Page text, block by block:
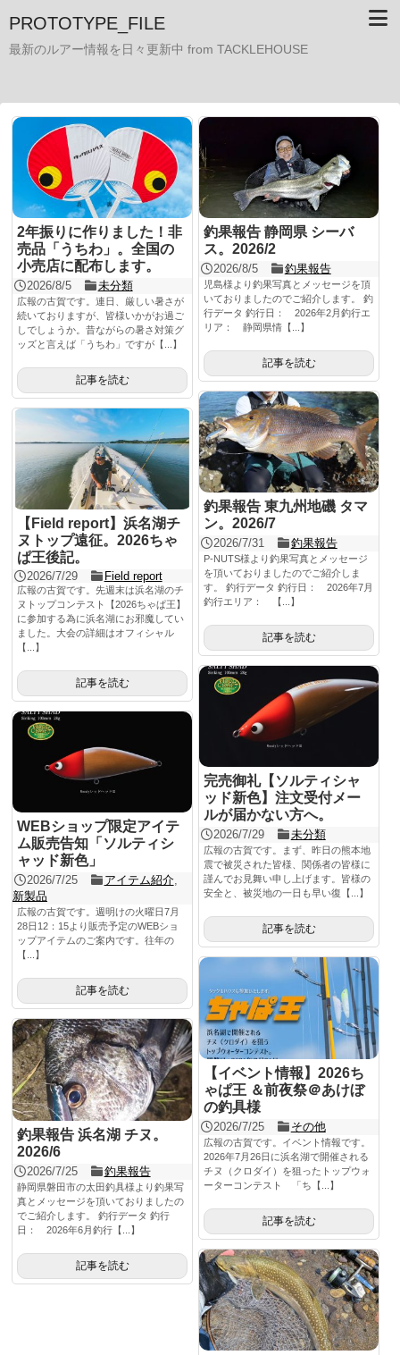
PROTOTYPE_FILE
最新のルアー情報を日々更新中 from TACKLEHOUSE
2年振りに作りました！非
売品「うちわ」。全国の
小売店に配布します。
2026/8/5 未分類
広報の古賀です。連日、厳しい暑さが
続いておりますが、皆様いかがお過ご
しでしょうか。昔ながらの暑さ対策グ
ッズと言えば「うちわ」ですが【...】
記事を読む
釣果報告 静岡県 シーバ
ス。2026/2
2026/8/5 釣果報告
児島様より釣果写真とメッセージを頂
いておりましたのでご紹介します。 釣
行データ 釣行日： 2026年2月釣行エ
リア： 静岡県情【...】
記事を読む
釣果報告 東九州地磯 タマ
ン。2026/7
2026/7/31 釣果報告
P-NUTS様より釣果写真とメッセージ
を頂いておりましたのでご紹介しま
す。 釣行データ 釣行日： 2026年7月
釣行エリア： 【...】
記事を読む
【Field report】浜名湖チ
ヌトップ遠征。2026ちゃ
ぱ王後記。
2026/7/29 Field report
広報の古賀です。先週末は浜名湖のチ
ヌトップコンテスト【2026ちゃぱ王】
に参加する為に浜名湖にお邪魔してい
ました。大会の詳細はオフィシャル
【...】
記事を読む
完売御礼【ソルティシャ
ッド新色】注文受付メー
ルが届かない方へ。
2026/7/29 未分類
広報の古賀です。まず、昨日の熊本地
震で被災された皆様、関係者の皆様に
謹んでお見舞い申し上げます。皆様の
安全と、被災地の一日も早い復【...】
記事を読む
WEBショップ限定アイテ
ム販売告知「ソルティシ
ャッド新色」
2026/7/25 アイテム紹介,
新製品
広報の古賀です。週明けの火曜日7月
28日12：15より販売予定のWEBショ
ップアイテムのご案内です。往年の
【...】
記事を読む
【イベント情報】2026ち
ゃぱ王 ＆前夜祭＠あけぼ
の釣具様
2026/7/25 その他
広報の古賀です。イベント情報です。
2026年7月26日に浜名湖で開催される
チヌ（クロダイ）を狙ったトップウォ
ーターコンテスト 「ち【...】
記事を読む
釣果報告 浜名湖 チヌ。
2026/6
2026/7/25 釣果報告
静岡県磐田市の太田釣具様より釣果写
真とメッセージを頂いておりましたの
でご紹介します。 釣行データ 釣行
日： 2026年6月釣行【...】
記事を読む